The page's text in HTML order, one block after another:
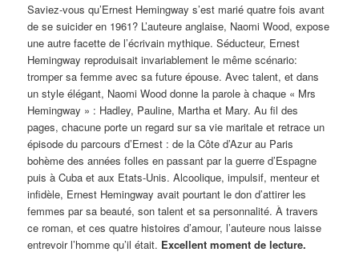
Saviez-vous qu’Ernest Hemingway s’est marié quatre fois avant
de se suicider en 1961? L’auteure anglaise, Naomi Wood, expose
une autre facette de l’écrivain mythique. Séducteur, Ernest
Hemingway reproduisait invariablement le même scénario:
tromper sa femme avec sa future épouse. Avec talent, et dans
un style élégant, Naomi Wood donne la parole à chaque « Mrs
Hemingway » : Hadley, Pauline, Martha et Mary. Au fil des
pages, chacune porte un regard sur sa vie maritale et retrace un
épisode du parcours d’Ernest : de la Côte d’Azur au Paris
bohème des années folles en passant par la guerre d’Espagne
puis à Cuba et aux Etats-Unis. Alcoolique, impulsif, menteur et
infidèle, Ernest Hemingway avait pourtant le don d’attirer les
femmes par sa beauté, son talent et sa personnalité. À travers
ce roman, et ces quatre histoires d’amour, l’auteure nous laisse
entrevoir l’homme qu’il était. Excellent moment de lecture.